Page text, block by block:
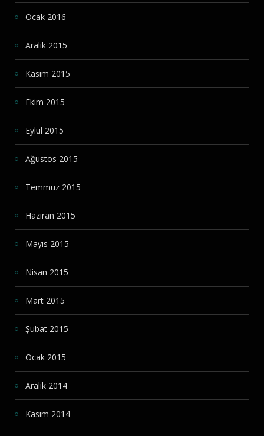
Ocak 2016
Aralık 2015
Kasım 2015
Ekim 2015
Eylül 2015
Ağustos 2015
Temmuz 2015
Haziran 2015
Mayıs 2015
Nisan 2015
Mart 2015
Şubat 2015
Ocak 2015
Aralık 2014
Kasım 2014